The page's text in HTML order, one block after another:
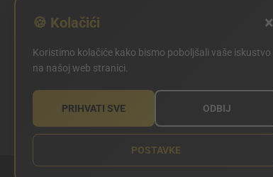
Politika kolačića
POSTAVKE KOLAČIĆA
🍪 Kolačići ×
Koristimo kolačiće kako bismo poboljšali vaše iskustvo
na našoj web stranici.
PRIHVATI SVE ODBIJ
POSTAVKE